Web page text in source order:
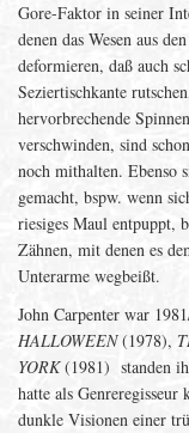
Gore-Faktor in seiner
denen das Wesen aus
deformieren, daß auch
Seziertischkante
hervorbrechende
verschwinden, sind
noch mithalten. Ebenso
gemacht, bspw. wenn
riesiges Maul entpuppt,
Zähnen, mit denen es
Unterarme wegbeißt.
John Carpenter war
HALLOWEEN(1978),
YORK(1981) standen
hatte als
dunkle Visionen einer